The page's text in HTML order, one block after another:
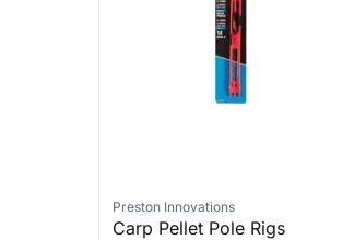
Preston Innovations
Carp Pellet Pole Rigs